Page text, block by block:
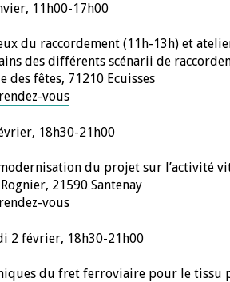
11h00-17h00
du raccordement (11h-13h) et
des différents scénarii de
des fêtes, 71210 Ecuisses
vous
18h30-21h00
du projet sur l’activité
21590 Santenay
vous
2 février, 18h30-21h00
du fret ferroviaire pour le tissu